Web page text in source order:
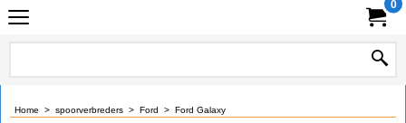
0
Home > spoorverbreders > Ford > Ford Galaxy